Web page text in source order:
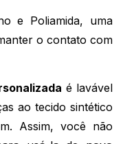
e Poliamida, uma
o contato com
é lavável
ao tecido sintético
Assim, você não